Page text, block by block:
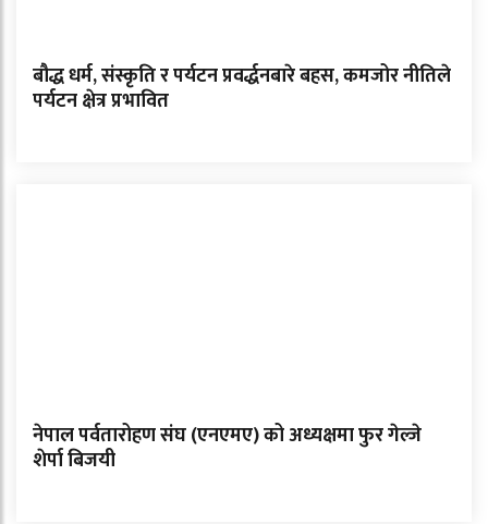
बौद्ध धर्म, संस्कृति र पर्यटन प्रवर्द्धनबारे बहस, कमजोर नीतिले
पर्यटन क्षेत्र प्रभावित
नेपाल पर्वतारोहण संघ (एनएमए) को अध्यक्षमा फुर गेल्जे
शेर्पा बिजयी